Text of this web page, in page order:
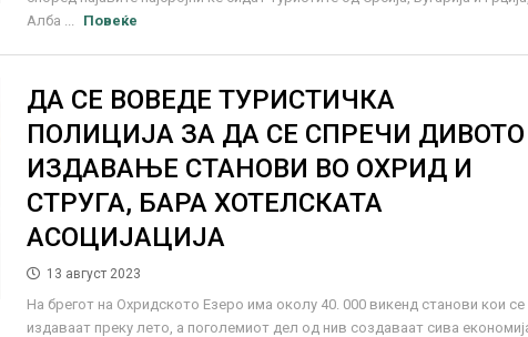
Алба ...
Повеќе
ДА СЕ ВОВЕДЕ ТУРИСТИЧКА
ПОЛИЦИЈА ЗА ДА СЕ СПРЕЧИ ДИВОТО
ИЗДАВАЊЕ СТАНОВИ ВО ОХРИД И
СТРУГА, БАРА ХОТЕЛСКАТА
АСОЦИЈАЦИЈА
13 август 2023
На брегот на Охридското Езеро има околу 40. 000 викенд станови кои се
издаваат преку лето, а поголемиот дел од нив создаваат сива